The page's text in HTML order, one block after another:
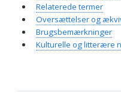
Relaterede termer
Oversættelser og
Brugsbemærkninger
Kulturelle og litterære